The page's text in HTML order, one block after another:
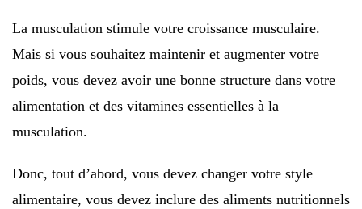
La musculation stimule votre croissance musculaire.
Mais si vous souhaitez maintenir et augmenter votre
poids, vous devez avoir une bonne structure dans votre
alimentation et des vitamines essentielles à la
musculation.
Donc, tout d’abord, vous devez changer votre style
alimentaire, vous devez inclure des aliments nutritionnels